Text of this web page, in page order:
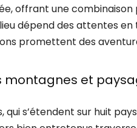
offrant une
dépend des attentes
promettent des
montagnes et
qui s’étendent sur huit